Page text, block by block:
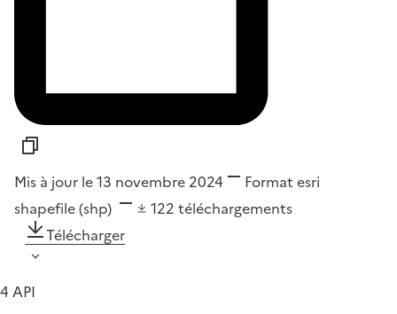
Mis à jour le 13 novembre 2024 Format esri
shapefile (shp)
122 téléchargements
Télécharger
4 API